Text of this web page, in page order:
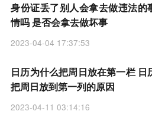
身份证丢了别人会拿去做违法的
情吗 是否会拿去做坏事
2023-04-04 17:37:53
日历为什么把周日放在第一栏 日
把周日放到第一列的原因
2023-04-11 03:14:16